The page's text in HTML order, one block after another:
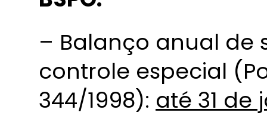
– Balanço anual de
controle especial
344/1998): até 31 de